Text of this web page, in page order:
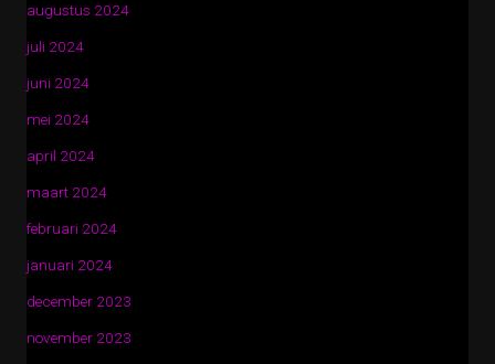
augustus 2024
juli 2024
juni 2024
mei 2024
april 2024
maart 2024
februari 2024
januari 2024
december 2023
november 2023